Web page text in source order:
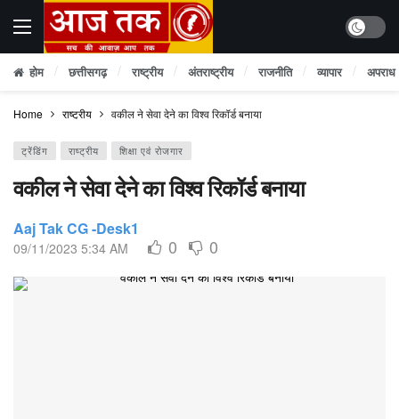
Dark
होम छत्तीसगढ़ राष्ट्रीय अंतराष्ट्रीय राजनीति व्यापार अपराध
Home राष्ट्रीय वकील ने सेवा देने का विश्व रिकॉर्ड बनाया
ट्रेंडिंग राष्ट्रीय शिक्षा एवं रोजगार
वकील ने सेवा देने का विश्व रिकॉर्ड बनाया
Aaj Tak CG -Desk1
09/11/2023 5:34 AM 0 0